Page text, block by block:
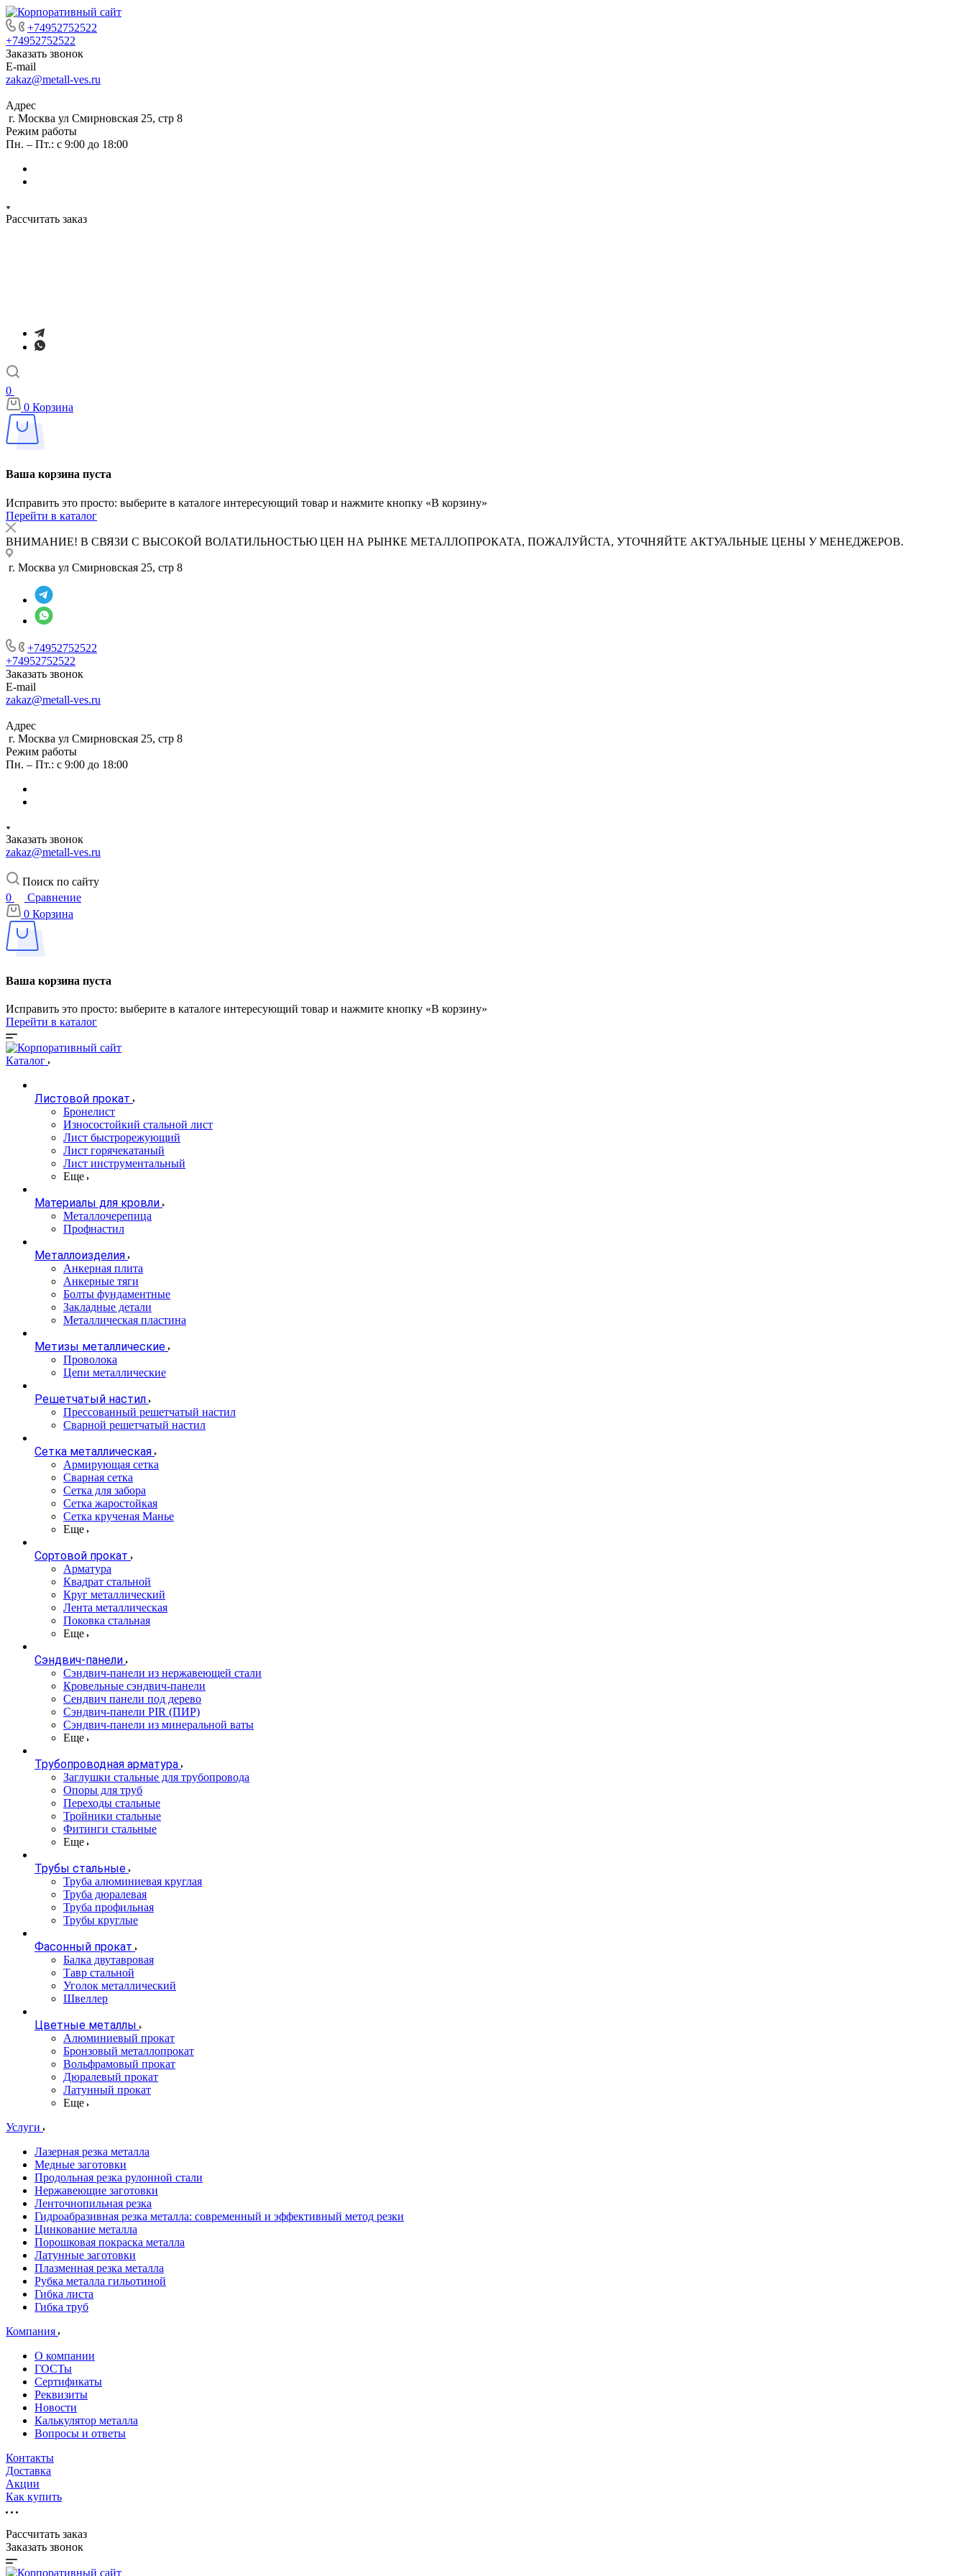
+74952752522
+74952752522
Заказать звонок
E-mail
zakaz@metall-ves.ru
Адрес
г. Москва ул Смирновская 25, стр 8
Режим работы
Пн. – Пт.: с 9:00 до 18:00
Рассчитать заказ
0
0 Корзина
Ваша корзина пуста
Исправить это просто: выберите в каталоге интересующий товар и нажмите кнопку «В корзину»
Перейти в каталог
ВНИМАНИЕ! В СВЯЗИ С ВЫСОКОЙ ВОЛАТИЛЬНОСТЬЮ ЦЕН НА РЫНКЕ МЕТАЛЛОПРОКАТА, ПОЖАЛУЙСТА, УТОЧНЯЙТЕ АКТУАЛЬНЫЕ ЦЕНЫ У МЕНЕДЖЕРОВ.
г. Москва ул Смирновская 25, стр 8
+74952752522
+74952752522
Заказать звонок
E-mail
zakaz@metall-ves.ru
Адрес
г. Москва ул Смирновская 25, стр 8
Режим работы
Пн. – Пт.: с 9:00 до 18:00
Заказать звонок
zakaz@metall-ves.ru
Поиск по сайту
0
Сравнение
0 Корзина
Ваша корзина пуста
Исправить это просто: выберите в каталоге интересующий товар и нажмите кнопку «В корзину»
Перейти в каталог
Каталог
Листовой прокат
Бронелист
Износостойкий стальной лист
Лист быстрорежующий
Лист горячекатаный
Лист инструментальный
Еще
Материалы для кровли
Металлочерепица
Профнастил
Металлоизделия
Анкерная плита
Анкерные тяги
Болты фундаментные
Закладные детали
Металлическая пластина
Метизы металлические
Проволока
Цепи металлические
Решетчатый настил
Прессованный решетчатый настил
Сварной решетчатый настил
Сетка металлическая
Армирующая сетка
Сварная сетка
Сетка для забора
Сетка жаростойкая
Сетка крученая Манье
Еще
Сортовой прокат
Арматура
Квадрат стальной
Круг металлический
Лента металлическая
Поковка стальная
Еще
Сэндвич-панели
Cэндвич-панели из нержавеющей стали
Кровельные сэндвич-панели
Сендвич панели под дерево
Сэндвич-панели PIR (ПИР)
Сэндвич-панели из минеральной ваты
Еще
Трубопроводная арматура
Заглушки стальные для трубопровода
Опоры для труб
Переходы стальные
Тройники стальные
Фитинги стальные
Еще
Трубы стальные
Труба алюминиевая круглая
Труба дюралевая
Труба профильная
Трубы круглые
Фасонный прокат
Балка двутавровая
Тавр стальной
Уголок металлический
Швеллер
Цветные металлы
Алюминиевый прокат
Бронзовый металлопрокат
Вольфрамовый прокат
Дюралевый прокат
Латунный прокат
Еще
Услуги
Лазерная резка металла
Медные заготовки
Продольная резка рулонной стали
Нержавеющие заготовки
Ленточнопильная резка
Гидроабразивная резка металла: современный и эффективный метод резки
Цинкование металла
Порошковая покраска металла
Латунные заготовки
Плазменная резка металла
Рубка металла гильотиной
Гибка листа
Гибка труб
Компания
О компании
ГОСТы
Сертификаты
Реквизиты
Новости
Калькулятор металла
Вопросы и ответы
Контакты
Доставка
Акции
Как купить
Рассчитать заказ
Заказать звонок